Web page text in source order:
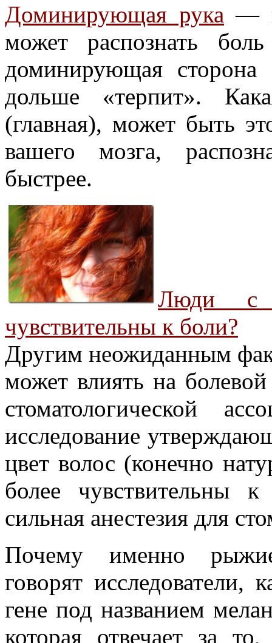
Доминирующая рука —
может распознать
доминирующая сторона
дольше «терпит».
(главная), может быть
вашего мозга,
быстрее.
Люди с
чувствительны к боли?
Другим неожиданным
может влиять на
стоматологической
исследование
цвет волос (конечно
более чувствительны
сильная анестезия для
Почему именно
говорят
гене под названием
которая отвечает за